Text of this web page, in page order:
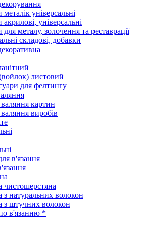
універсальні
універсальні
металу, золочення та реставрації
складові, добавки
листовий
для фелтингу
картин
виробів
в'язання
чистошерстяна
натуральних волокон
з штучних волокон
в'язанню *